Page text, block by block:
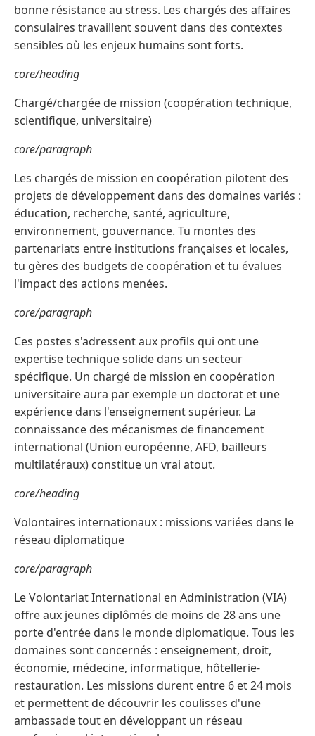
bonne résistance au stress. Les chargés des affaires
consulaires travaillent souvent dans des contextes
sensibles où les enjeux humains sont forts.
core/heading
Chargé/chargée de mission (coopération technique,
scientifique, universitaire)
core/paragraph
Les chargés de mission en coopération pilotent des
projets de développement dans des domaines variés :
éducation, recherche, santé, agriculture,
environnement, gouvernance. Tu montes des
partenariats entre institutions françaises et locales,
tu gères des budgets de coopération et tu évalues
l'impact des actions menées.
core/paragraph
Ces postes s'adressent aux profils qui ont une
expertise technique solide dans un secteur
spécifique. Un chargé de mission en coopération
universitaire aura par exemple un doctorat et une
expérience dans l'enseignement supérieur. La
connaissance des mécanismes de financement
international (Union européenne, AFD, bailleurs
multilatéraux) constitue un vrai atout.
core/heading
Volontaires internationaux : missions variées dans le
réseau diplomatique
core/paragraph
Le Volontariat International en Administration (VIA)
offre aux jeunes diplômés de moins de 28 ans une
porte d'entrée dans le monde diplomatique. Tous les
domaines sont concernés : enseignement, droit,
économie, médecine, informatique, hôtellerie-
restauration. Les missions durent entre 6 et 24 mois
et permettent de découvrir les coulisses d'une
ambassade tout en développant un réseau